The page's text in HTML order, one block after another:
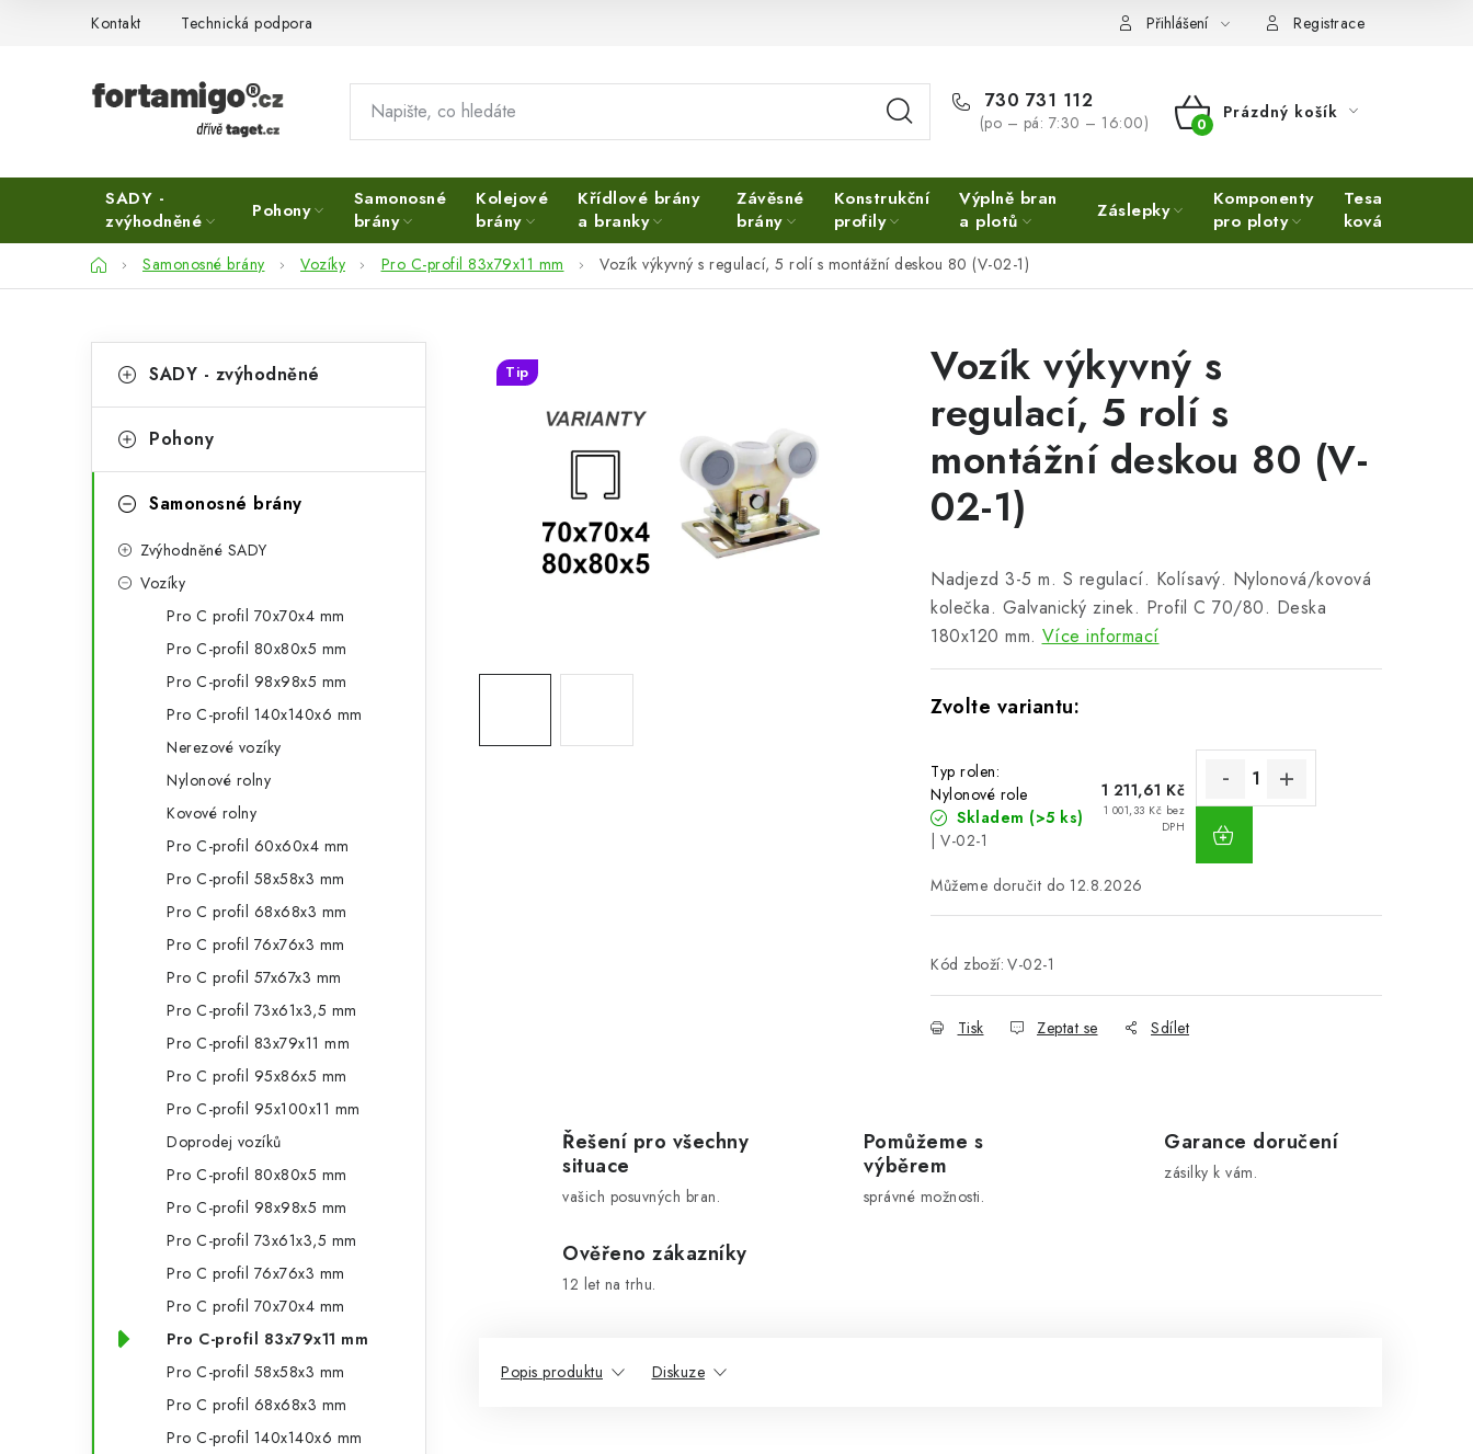
Kontakt Technická podpora Přihlášení Registrace
730 731 112
(po – pá: 7:30 – 16:00)
NÁKUPNÍ
KOŠÍK
Prázdný košík
SADY -
zvýhodněné
Pohony
Samonosné
brány
Kolejové
brány
Křídlové brány
a branky
Závěsné
brány
Konstrukční
profily
Výplně bran
a plotů
Záslepky
Komponenty
pro ploty
Tesařské
kování
DomůSamonosné brány Vozíky Pro C-profil 83x79x11 mm Vozík výkyvný s regulací, 5 rolí s montážní deskou 80 (V-02-1)
o
t
kategorie
a
e
SADY - zvýhodněné
Pohony
Samonosné brány
Zvýhodněné SADY
Vozíky
Pro C profil 70x70x4 mm
Pro C-profil 80x80x5 mm
Pro C-profil 98x98x5 mm
Pro C-profil 140x140x6 mm
Nerezové vozíky
Nylonové rolny
Kovové rolny
Pro C-profil 60x60x4 mm
Pro C-profil 58x58x3 mm
Pro C profil 68x68x3 mm
Pro C profil 76x76x3 mm
Pro C profil 57x67x3 mm
Pro C-profil 73x61x3,5 mm
Pro C-profil 83x79x11 mm
Pro C profil 95x86x5 mm
Pro C-profil 95x100x11 mm
Doprodej vozíků
Pro C-profil 80x80x5 mm
Pro C-profil 98x98x5 mm
Pro C-profil 73x61x3,5 mm
Pro C profil 76x76x3 mm
Pro C profil 70x70x4 mm
Pro C-profil 83x79x11 mm
Pro C-profil 58x58x3 mm
Pro C profil 68x68x3 mm
Pro C-profil 140x140x6 mm
Vozík výkyvný s
regulací, 5 rolí s
montážní deskou 80 (V-
02-1)
Nadjezd 3-5 m. S regulací. Kolísavý. Nylonová/kovová
kolečka. Galvanický zinek. Profil C 70/80. Deska
180x120 mm. Více informací
Typ rolen:
Nylonové role
Skladem (>5 ks)
| V-02-1
1 211,61 Kč
1 001,33 Kč bez
DPH
12.8.2026
Kód zboží: V-02-1
Tisk Zeptat se Sdílet
Tip
Řešení pro všechny
situace
vašich posuvných bran.
Pomůžeme s
výběrem
správné možnosti.
Garance doručení
zásilky k vám.
Ověřeno zákazníky
12 let na trhu.
Popis produktu Diskuze